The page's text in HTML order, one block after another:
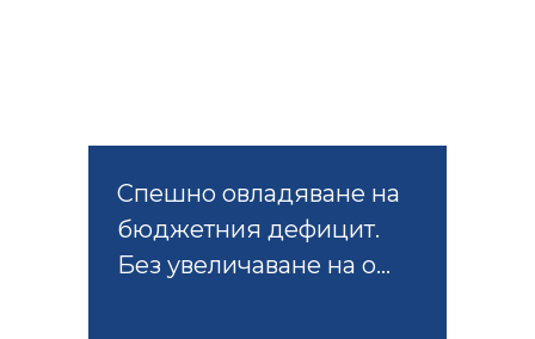
Спешно овладяване на
бюджетния дефицит.
Без увеличаване на о...